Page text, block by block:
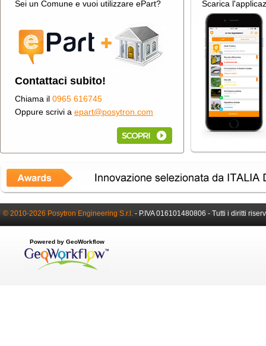
Sei un Comune e vuoi utilizzare ePart?
Contattaci subito!
Chiama il 0965 616745
Oppure scrivi a epart@posytron.com
Scarica
© 2010-2026 Posytron Engineering S.r.l. - P.IVA 016101480806 - Tutti i diritti
Powered by GeoWorkflow